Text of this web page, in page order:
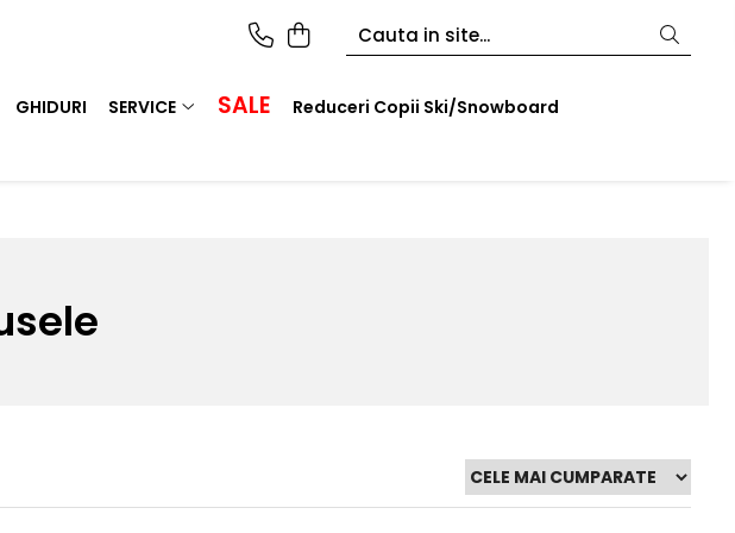
GHIDURI SERVICE SALE Reduceri Copii Ski/Snowboard